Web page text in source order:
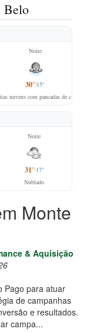
Belo
Noite
30°/15°
Muitas nuvens com pancadas de chuva isoladas
Noite
31°/17°
Nublado
Monte
& Aquisição
Pago para atuar
de campanhas
e resultados.
campa...